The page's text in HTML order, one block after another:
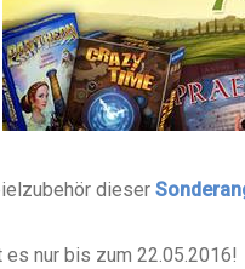
dieser
nur bis zum 22.05.2016!